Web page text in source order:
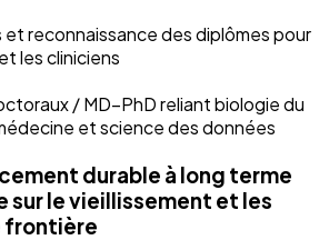
et reconnaissance des diplômes pour
les cliniciens
/ MD–PhD reliant biologie du
et science des données
durable à long terme
sur le vieillissement et les
frontière